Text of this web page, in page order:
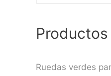
Ruedas verdes